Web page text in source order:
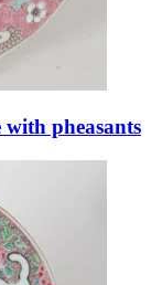
with pheasants